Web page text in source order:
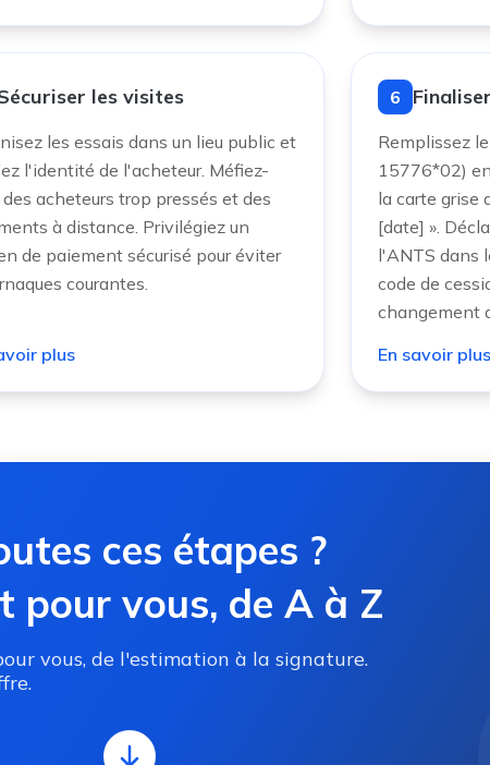
les visites
les essais dans un lieu public et
l'identité de l'acheteur. Méfiez-
des acheteurs trop pressés et des
à distance. Privilégiez un
de paiement sécurisé pour éviter
courantes.
plus
6
Remplissez
15776*02)
la carte grise
[date] ».
l'ANTS dans
code de
changement
En savoir plus
ces étapes ?
pour vous, de A à Z
vous, de l'estimation à la signature.